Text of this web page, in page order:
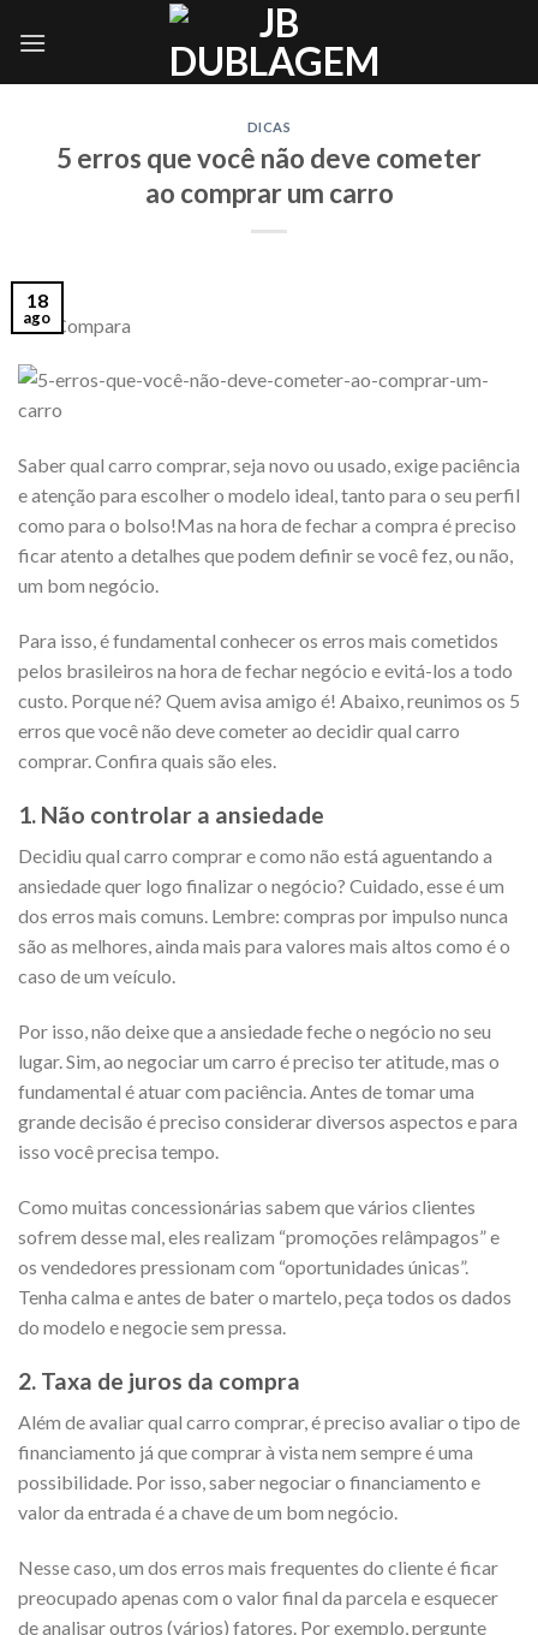
DICAS
5 erros que você não deve cometer
ao comprar um carro
18
ago
Via: Compara
Saber qual carro comprar, seja novo ou usado, exige paciência
e atenção para escolher o modelo ideal, tanto para o seu perfil
como para o bolso!Mas na hora de fechar a compra é preciso
ficar atento a detalhes que podem definir se você fez, ou não,
um bom negócio.
Para isso, é fundamental conhecer os erros mais cometidos
pelos brasileiros na hora de fechar negócio e evitá-los a todo
custo. Porque né? Quem avisa amigo é! Abaixo, reunimos os 5
erros que você não deve cometer ao decidir qual carro
comprar. Confira quais são eles.
1. Não controlar a ansiedade
Decidiu qual carro comprar e como não está aguentando a
ansiedade quer logo finalizar o negócio? Cuidado, esse é um
dos erros mais comuns. Lembre: compras por impulso nunca
são as melhores, ainda mais para valores mais altos como é o
caso de um veículo.
Por isso, não deixe que a ansiedade feche o negócio no seu
lugar. Sim, ao negociar um carro é preciso ter atitude, mas o
fundamental é atuar com paciência. Antes de tomar uma
grande decisão é preciso considerar diversos aspectos e para
isso você precisa tempo.
Como muitas concessionárias sabem que vários clientes
sofrem desse mal, eles realizam “promoções relâmpagos” e
os vendedores pressionam com “oportunidades únicas”.
Tenha calma e antes de bater o martelo, peça todos os dados
do modelo e negocie sem pressa.
2. Taxa de juros da compra
Além de avaliar qual carro comprar, é preciso avaliar o tipo de
financiamento já que comprar à vista nem sempre é uma
possibilidade. Por isso, saber negociar o financiamento e
valor da entrada é a chave de um bom negócio.
Nesse caso, um dos erros mais frequentes do cliente é ficar
preocupado apenas com o valor final da parcela e esquecer
de analisar outros (vários) fatores. Por exemplo, pergunte